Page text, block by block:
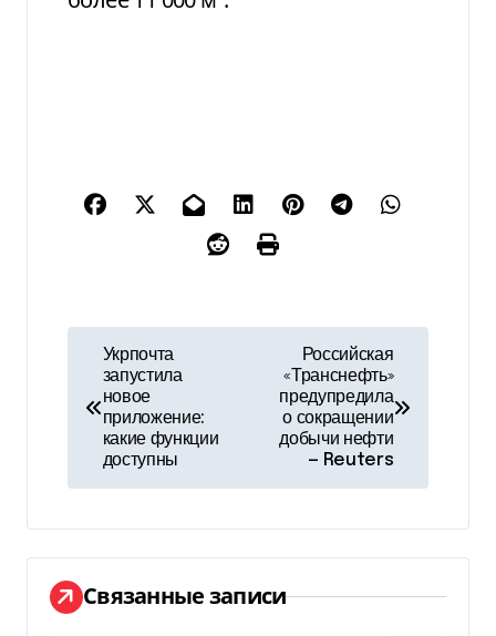
и
г
а
ц
Укрпочта
запустила
новое
приложение:
какие функции
доступны
Российская
«Транснефть»
предупредила
о сокращении
добычи нефти
— Reuters
Связанные записи